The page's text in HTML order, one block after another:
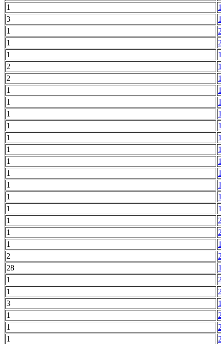
1
3
1
1
1
2
2
1
1
1
1
1
1
1
1
1
1
1
1
1
1
2
28
1
1
3
1
1
1